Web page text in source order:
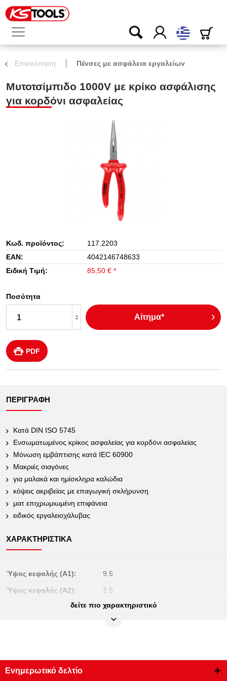
ελληνικά
Επισκόπηση Πένσες με ασφάλεια εργαλείων
Μυτοτσίμπιδο 1000V με κρίκο ασφάλισης
για κορδόνι ασφαλείας
Κωδ. προϊόντος:
117.2203
EAN:
4042146748633
Ειδική Τιμή:
85,50 € *
Ποσότητα
Αίτημα*
PDF
ΠΕΡΙΓΡΑΦΉ
Κατά DIN ISO 5745
Ενσωματωμένος κρίκος ασφαλείας για κορδόνι ασφαλείας
Μόνωση εμβάπτισης κατά IEC 60900
Μακριές σιαγόνες
για μαλακά και ημίσκληρα καλώδια
κόψεις ακριβείας με επαγωγική σκλήρυνση
ματ επιχρωμιωμένη επιφάνεια
ειδικός εργαλειοχάλυβας
ΧΑΡΑΚΤΗΡΙΣΤΙΚΆ
Ύψος κεφαλής (A1): 9.5
Ύψος κεφαλής (A2): 2.5
Ύψος συσκευασίας mm: 40
230
Μήκος κόψης S mm:
δείτε πιο χαρακτηριστικό
Ενημερωτικό δελτίο